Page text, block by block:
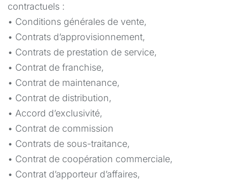
contractuels :
• Conditions générales de vente,
• Contrats d’approvisionnement,
• Contrats de prestation de service,
• Contrat de franchise,
• Contrat de maintenance,
• Contrat de distribution,
• Accord d’exclusivité,
• Contrat de commission
• Contrats de sous-traitance,
• Contrat de coopération commerciale,
• Contrat d’apporteur d’affaires,